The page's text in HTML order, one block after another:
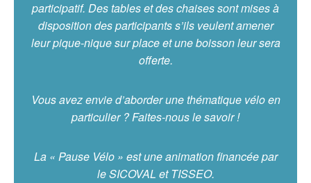
participatif. Des tables et des chaises sont mises à
disposition des participants s’ils veulent amener
leur pique-nique sur place et une boisson leur sera
offerte.
Vous avez envie d’aborder une thématique vélo en
particulier ? Faites-nous le savoir !
La « Pause Vélo » est une animation financée par
le SICOVAL et TISSEO.